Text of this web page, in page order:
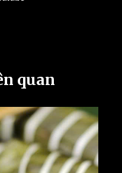
quan